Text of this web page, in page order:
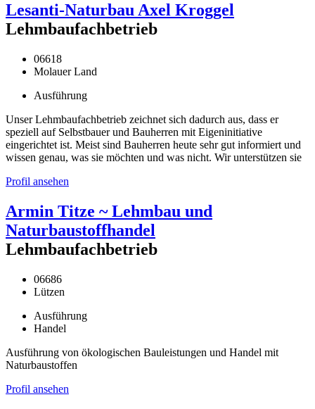
Lesanti-Naturbau Axel Kroggel
Lehmbaufachbetrieb
06618
Molauer Land
Ausführung
Unser Lehmbaufachbetrieb zeichnet sich dadurch aus, dass er
speziell auf Selbstbauer und Bauherren mit Eigeninitiative
eingerichtet ist. Meist sind Bauherren heute sehr gut informiert und
wissen genau, was sie möchten und was nicht. Wir unterstützen sie
Profil ansehen
Armin Titze ~ Lehmbau und
Naturbaustoffhandel
Lehmbaufachbetrieb
06686
Lützen
Ausführung
Handel
Ausführung von ökologischen Bauleistungen und Handel mit
Naturbaustoffen
Profil ansehen